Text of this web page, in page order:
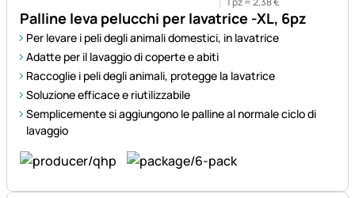
Palline leva pelucchi per lavatrice -XL, 6pz
Per levare i peli degli animali domestici, in lavatrice
Adatte per il lavaggio di coperte e abiti
Raccoglie i peli degli animali, protegge la lavatrice
Soluzione efficace e riutilizzabile
Semplicemente si aggiungono le palline al normale ciclo di
lavaggio